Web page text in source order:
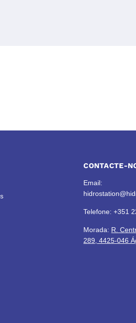
CONTACTE-
Email:
Telefone: +351
Morada: R.
289, 4425-046